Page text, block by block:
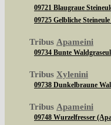
09721 Blaugraue
09725 Gelbliche
Tribus Apameini
09734 Bunte
Tribus Xylenini
09738 Dunkelbraune
Tribus Apameini
09748 Wurzelfresser